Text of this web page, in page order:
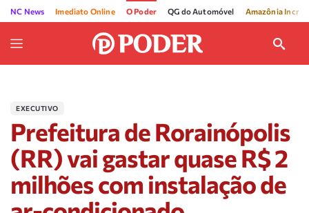
NC News Imediato Online O Poder QG do Automóvel Amazônia
EXECUTIVO
Prefeitura de Rorainópolis
(RR) vai gastar quase R$ 2
milhões com instalação de